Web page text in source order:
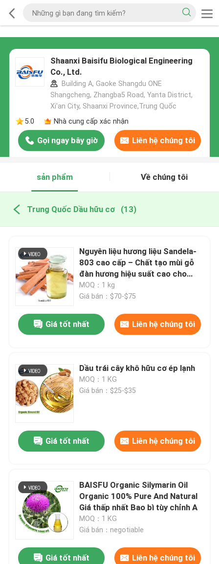
Shaanxi Baisifu Biological Engineering
Co., Ltd.
Building A, Gaoke Shangdu ONE
Shangcheng, Zhangba5 Road, Yanta District,
Xi'an City, Shaanxi Province,Trung Quốc
5.0
Nhà cung cấp xác nhận
Gọi ngay bây giờ Liên hệ chúng tôi
sản phẩm Về chúng tôi
Trung Quốc Dầu hữu cơ (13)
Nguyên liệu hương liệu Sandela-
803 cao cấp – Chất tạo mùi gỗ
đàn hương hiệu suất cao cho
nước hoa cao cấp, chăm sóc cá
nhân & hương thơm gia dụng
MOQ：1 kg
Giá bán：$70-$75
Giá tốt nhất Liên hệ chúng tôi
Dầu trái cây khô hữu cơ ép lạnh
MOQ：1 KG
Giá bán：$25-$35
Giá tốt nhất Liên hệ chúng tôi
BAISFU Organic Silymarin Oil
Organic 100% Pure And Natural
Giá thấp nhất Bao bì tùy chỉnh A
MOQ：1 KG
Giá bán：negotiable
Giá tốt nhất Liên hệ chúng tôi